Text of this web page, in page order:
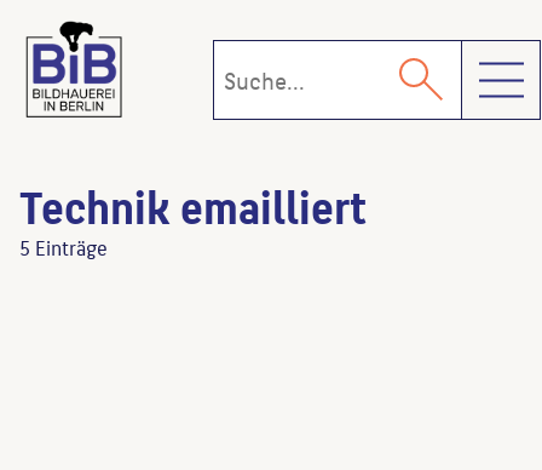
Technik emailliert
5 Einträge